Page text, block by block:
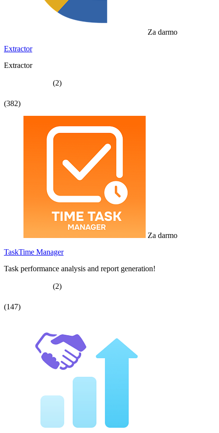
Za darmo
Extractor
Extractor
(2)
(382)
Za darmo
TaskTime Manager
Task performance analysis and report generation!
(2)
(147)